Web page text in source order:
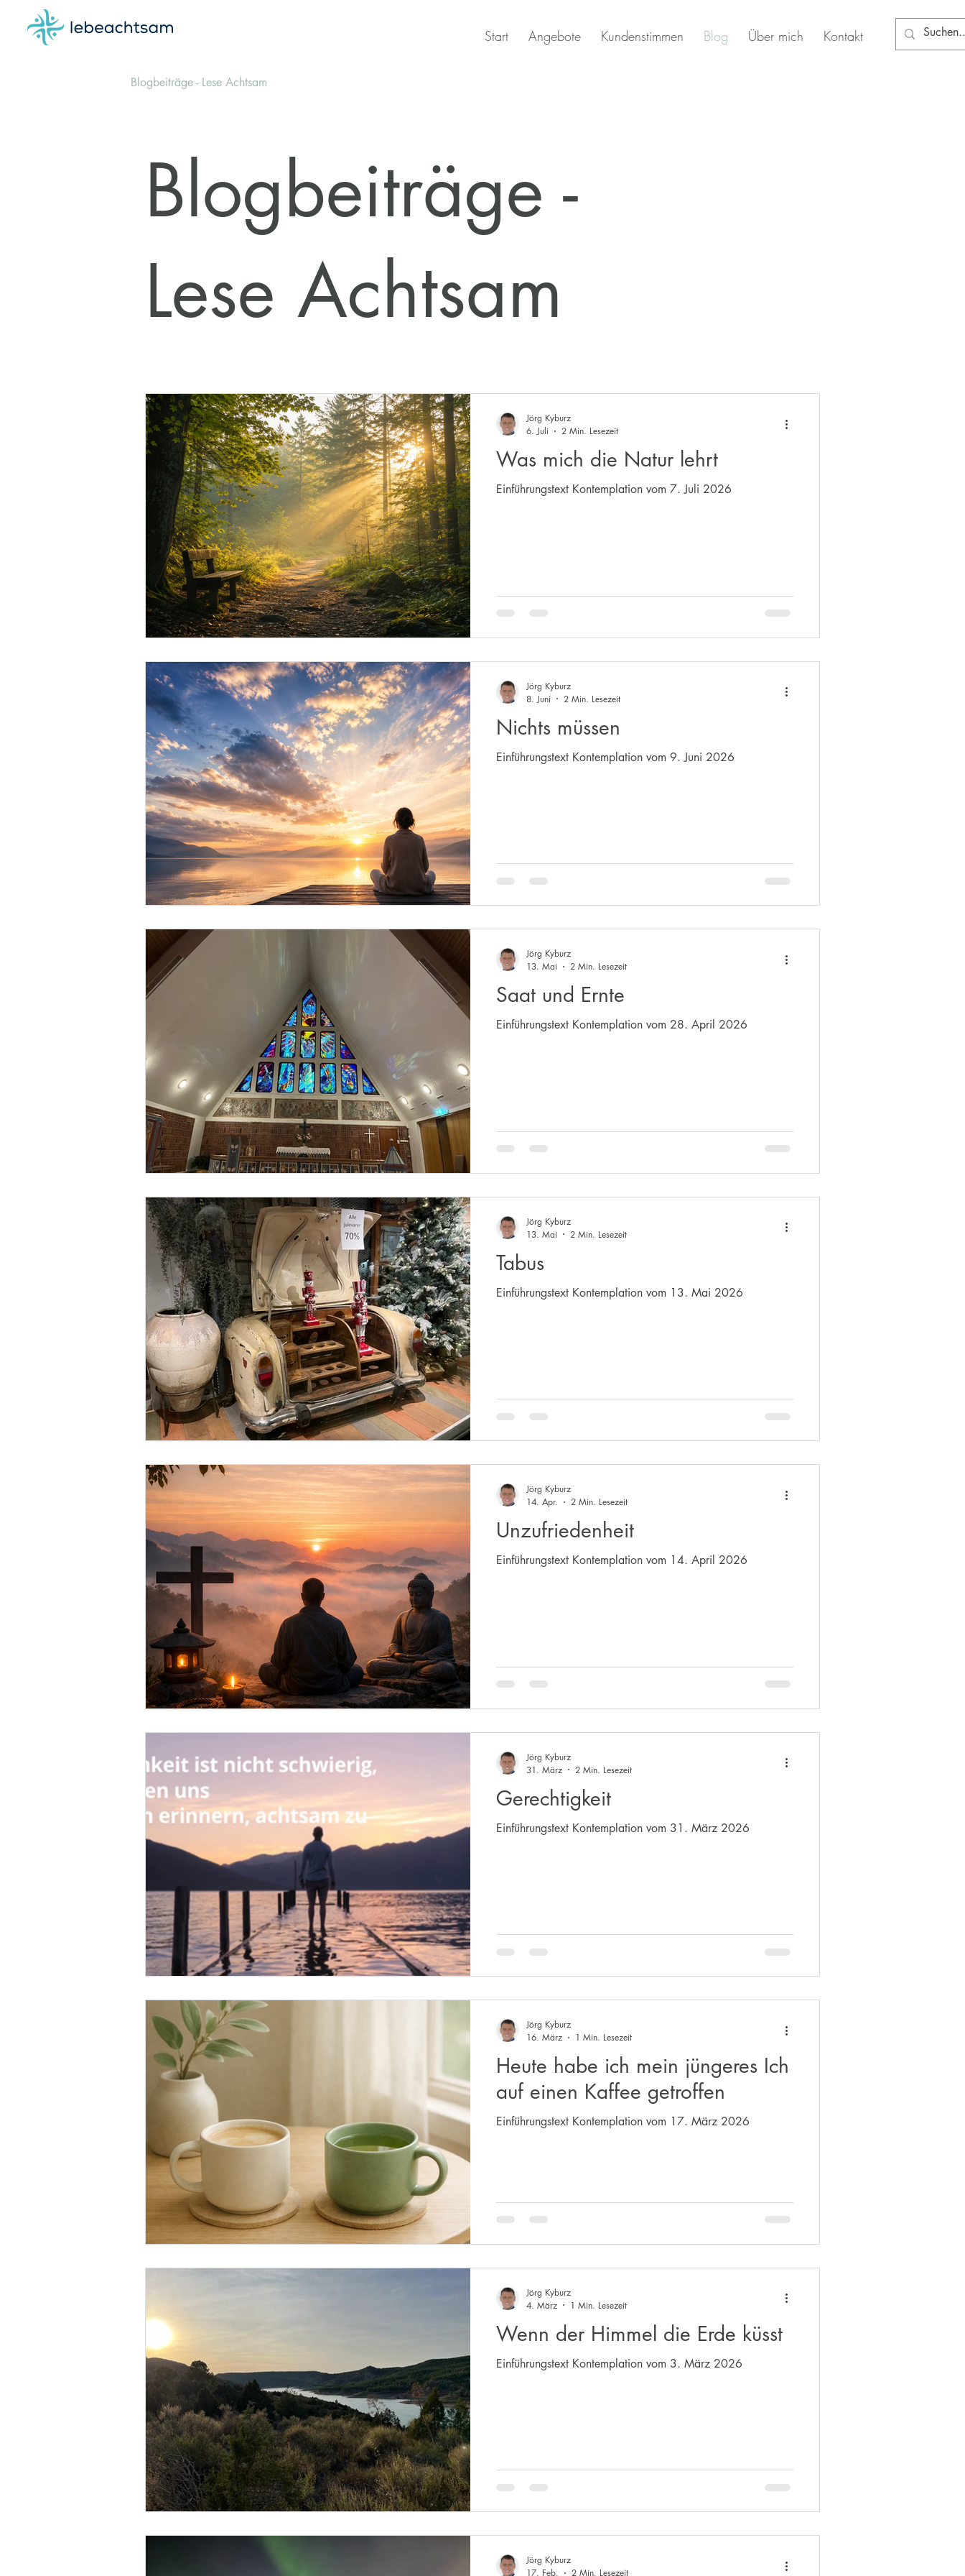
Start Angebote Kundenstimmen Blog Über mich Kontakt
Blogbeiträge - Lese Achtsam
Blogbeiträge -
Lese Achtsam
Was mich die Natur lehrt
Einführungstext Kontemplation vom 7. Juli 2026
Jörg Kyburz
6. Juli
2 Min. Lesezeit
Nichts müssen
Einführungstext Kontemplation vom 9. Juni 2026
Jörg Kyburz
8. Juni
2 Min. Lesezeit
Saat und Ernte
Einführungstext Kontemplation vom 28. April 2026
Jörg Kyburz
13. Mai
2 Min. Lesezeit
Tabus
Einführungstext Kontemplation vom 13. Mai 2026
Jörg Kyburz
13. Mai
2 Min. Lesezeit
Unzufriedenheit
Einführungstext Kontemplation vom 14. April 2026
Jörg Kyburz
14. Apr.
2 Min. Lesezeit
Gerechtigkeit
Einführungstext Kontemplation vom 31. März 2026
Jörg Kyburz
31. März
2 Min. Lesezeit
Heute habe ich mein jüngeres Ich
auf einen Kaffee getroffen
Einführungstext Kontemplation vom 17. März 2026
Jörg Kyburz
16. März
1 Min. Lesezeit
Wenn der Himmel die Erde küsst
Einführungstext Kontemplation vom 3. März 2026
Jörg Kyburz
4. März
1 Min. Lesezeit
Jörg Kyburz
17. Feb.
2 Min. Lesezeit